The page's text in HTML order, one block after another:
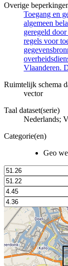
Overige
Toegang en
algemeen
geregeld
regels voor
Vlaanderen.
Ruimtelijk schema
vector
Taal dataset(serie)
Nederlands;
Categorie(en)
Geo